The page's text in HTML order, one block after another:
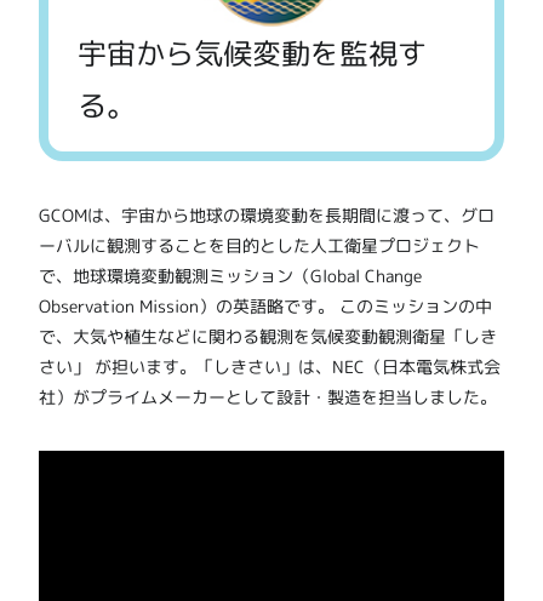
宇宙から気候変動を監視す
る。
GCOMは、宇宙から地球の環境変動を長期間に渡って、グロ
ーバルに観測することを目的とした人工衛星プロジェクト
で、地球環境変動観測ミッション（Global Change
Observation Mission）の英語略です。 このミッションの中
で、大気や植生などに関わる観測を気候変動観測衛星「しき
さい」 が担います。「しきさい」は、NEC（日本電気株式会
社）がプライムメーカーとして設計・製造を担当しました。